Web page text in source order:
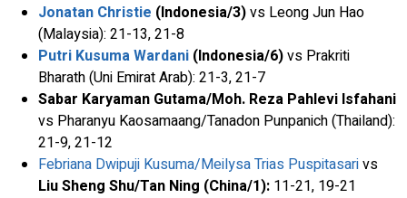
Jonatan Christie (Indonesia/3)vs Leong Jun Hao
(Malaysia): 21-13, 21-8
Putri Kusuma Wardani (Indonesia/6)vs Prakriti
Bharath (Uni Emirat Arab): 21-3, 21-7
Sabar Karyaman Gutama/Moh. Reza Pahlevi Isfahani
vs Pharanyu Kaosamaang/Tanadon Punpanich (Thailand):
21-9, 21-12
Febriana Dwipuji Kusuma/Meilysa Trias Puspitasarivs
Liu Sheng Shu/Tan Ning (China/1): 11-21, 19-21